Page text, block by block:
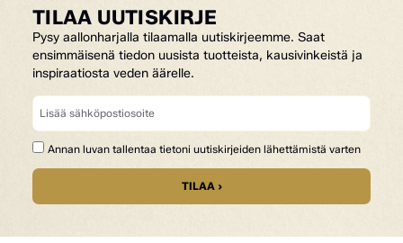
TILAA UUTISKIRJE
Pysy aallonharjalla tilaamalla uutiskirjeemme. Saat
ensimmäisenä tiedon uusista tuotteista, kausivinkeistä ja
inspiraatiosta veden äärelle.
Annan luvan tallentaa tietoni uutiskirjeiden lähettämistä varten
TILAA ›